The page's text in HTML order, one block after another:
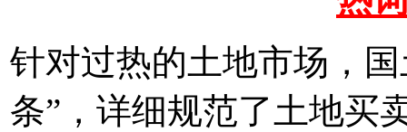
针对过热的土地市场，
条”，详细规范了土地买